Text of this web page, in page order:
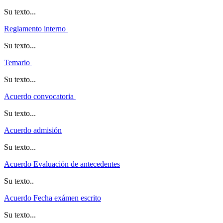
Su texto...
Reglamento interno
Su texto...
Temario
Su texto...
Acuerdo convocatoria
Su texto...
Acuerdo admisión
Su texto...
Acuerdo Evaluación de antecedentes
Su texto..
Acuerdo Fecha exámen escrito
Su texto...